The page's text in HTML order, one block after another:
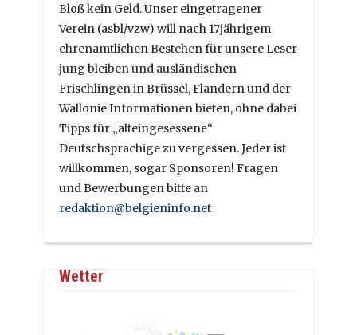
Bloß kein Geld. Unser eingetragener
Verein (asbl/vzw) will nach 17jährigem
ehrenamtlichen Bestehen für unsere Leser
jung bleiben und ausländischen
Frischlingen in Brüssel, Flandern und der
Wallonie Informationen bieten, ohne dabei
Tipps für „alteingesessene“
Deutschsprachige zu vergessen. Jeder ist
willkommen, sogar Sponsoren! Fragen
und Bewerbungen bitte an
redaktion@belgieninfo.net
Wetter